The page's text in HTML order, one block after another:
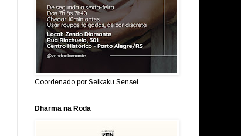
Coordenado por Seikaku Sensei
Dharma na Roda